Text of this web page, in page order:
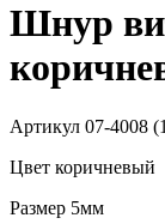
Шнур
Артикул 07-4008
Цвет коричневый
Размер 5мм